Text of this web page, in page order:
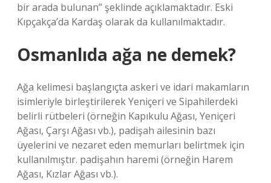
bir arada bulunan” şeklinde açıklamaktadır. Eski
Kıpçakça’da Kardaş olarak da kullanılmaktadır.
Osmanlıda ağa ne demek?
Ağa kelimesi başlangıçta askeri ve idari makamların
isimleriyle birleştirilerek Yeniçeri ve Sipahilerdeki
belirli rütbeleri (örneğin Kapıkulu Ağası, Yeniçeri
Ağası, Çarşı Ağası vb.), padişah ailesinin bazı
üyelerini ve nezaret eden memurları belirtmek için
kullanılmıştır. padişahın haremi (örneğin Harem
Ağası, Kızlar Ağası vb.).